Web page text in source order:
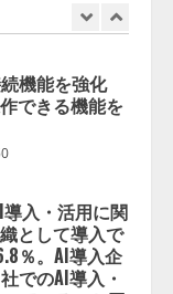
として導入で
％。AI導入企
でのAI導入・
ている」と回
エンジニア油
社。「セール
」「営業領域
開発とAI研究